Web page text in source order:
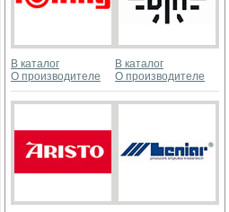
В каталог
О производителе
В каталог
О производителе